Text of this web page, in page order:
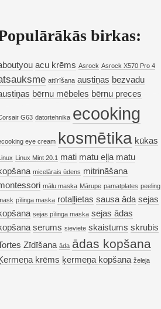
birkas:
acu krēms Asrock Asrock X570 Pro 4
attīrīšana austiņas bezvadu
bērnu mēbeles bērnu preces
G63 datortehnika ecooking
eye cream kosmētika kūkas
Linux Mint 20.1 mati matu eļļa matu
micelārais ūdens mitrināšana
mālu maska Mārupe pamatplates peeling
pīlinga maska rotaļļietas sausa āda sejas
sejas pīlinga maska sejas ādas
serums sieviete skaistums skrubis
Zīdīšana āda ādas kopšana
krēms ķermeņa kopšana želeja